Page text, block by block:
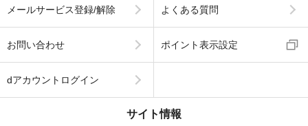
メールサービス登録/解除 よくある質問
お問い合わせ ポイント表示設定
dアカウントログイン
サイト情報